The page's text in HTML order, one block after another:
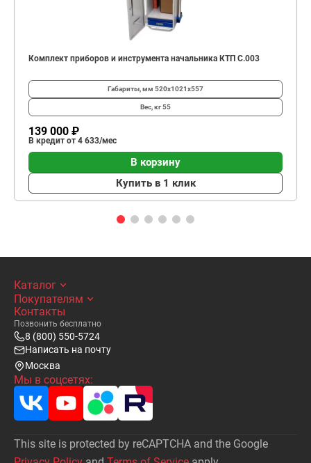
Комплект приборов и инструмента начальника КТП C.003
Габариты, мм 520х1021х557
Вес, кг55
139 000 ₽
В кредит от 4 633/мес
В корзину
Купить в 1 клик
Каталог
Покупателям
Контакты
Позвонить бесплатно
8 (800) 550-5724
Написать на почту
Москва
Мы в соцсетях:
This site is protected by reCAPTCHA and the Google